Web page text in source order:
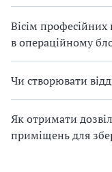
Вісім професійних
в операційному
Чи створювати
Як отримати
приміщень для